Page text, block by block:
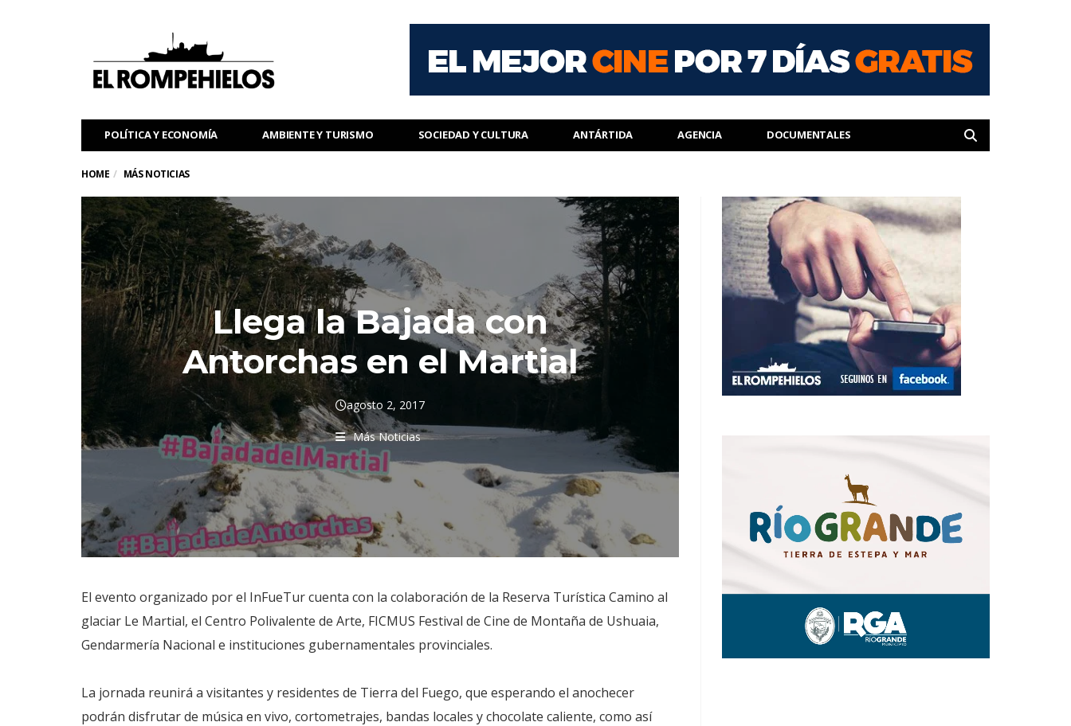
POLÍTICA Y ECONOMÍA AMBIENTE Y TURISMO SOCIEDAD Y CULTURA ANTÁRTIDA AGENCIA DOCUMENTALES
HOME MÁS NOTICIAS
Llega la Bajada con
Antorchas en el Martial
agosto 2, 2017
Más Noticias
El evento organizado por el InFueTur cuenta con la colaboración de la Reserva Turística Camino al
glaciar Le Martial, el Centro Polivalente de Arte, FICMUS Festival de Cine de Montaña de Ushuaia,
Gendarmería Nacional e instituciones gubernamentales provinciales.
La jornada reunirá a visitantes y residentes de Tierra del Fuego, que esperando el anochecer
podrán disfrutar de música en vivo, cortometrajes, bandas locales y chocolate caliente, como así